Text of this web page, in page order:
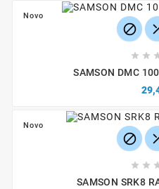
Novo

 
SAMSON DMC
Novo

 
SAMSON SRK8